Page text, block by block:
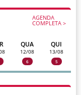
AGENDA
COMPLETA >
QUA
12/08
6
QUI
13/08
5